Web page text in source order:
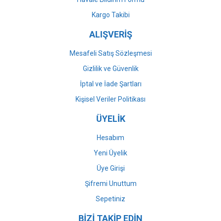
Gönder
Kargo Takibi
ALIŞVERİŞ
Mesafeli Satış Sözleşmesi
Gizlilik ve Güvenlik
İptal ve İade Şartları
Kişisel Veriler Politikası
ÜYELİK
Hesabım
Yeni Üyelik
Üye Girişi
Şifremi Unuttum
Sepetiniz
BİZİ TAKİP EDİN